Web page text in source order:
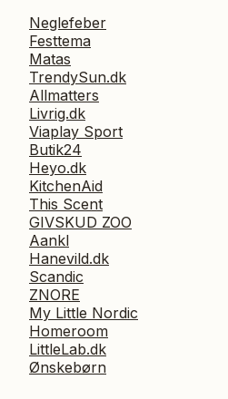
Neglefeber
Festtema
Matas
TrendySun.dk
Allmatters
Livrig.dk
Viaplay Sport
Butik24
Heyo.dk
KitchenAid
This Scent
GIVSKUD ZOO
Aankl
Hanevild.dk
Scandic
ZNORE
My Little Nordic
Homeroom
LittleLab.dk
Ønskebørn